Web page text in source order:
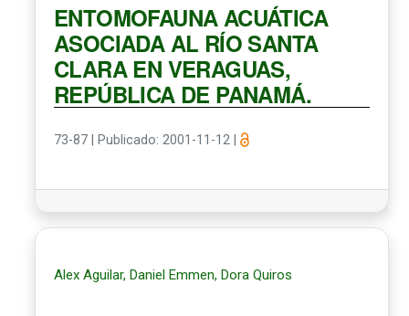
ENTOMOFAUNA ACUÁTICA
ASOCIADA AL RÍO SANTA
CLARA EN VERAGUAS,
REPÚBLICA DE PANAMÁ.
73-87 Publicado: 2001-11-12
Alex Aguilar, Daniel Emmen, Dora Quiros